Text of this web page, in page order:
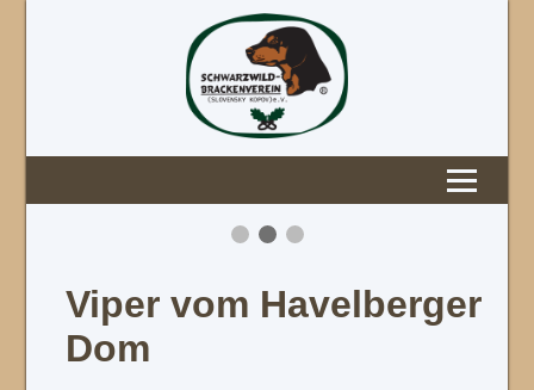
Viper vom Havelberger
Dom